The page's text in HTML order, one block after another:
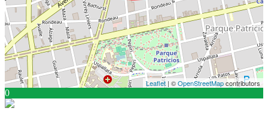
Leaflet| ©OpenStreetMapcontributors
0